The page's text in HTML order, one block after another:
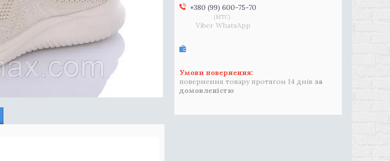
+380 (99) 600-75-70
MTC
Viber WhatsApp
повернення товару протягом 14 днів за
домовленістю